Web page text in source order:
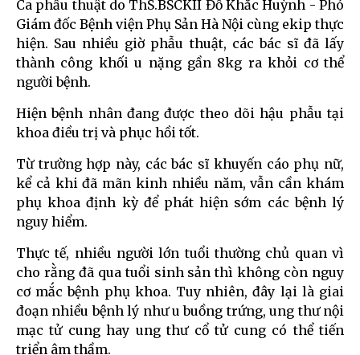
Ca phẫu thuật do ThS.BSCKII Đỗ Khắc Huỳnh - Phó
Giám đốc Bệnh viện Phụ Sản Hà Nội cùng ekip thực
hiện. Sau nhiều giờ phẫu thuật, các bác sĩ đã lấy
thành công khối u nặng gần 8kg ra khỏi cơ thể
người bệnh.
Hiện bệnh nhân đang được theo dõi hậu phẫu tại
khoa điều trị và phục hồi tốt.
Từ trường hợp này, các bác sĩ khuyến cáo phụ nữ,
kể cả khi đã mãn kinh nhiều năm, vẫn cần khám
phụ khoa định kỳ để phát hiện sớm các bệnh lý
nguy hiểm.
Thực tế, nhiều người lớn tuổi thường chủ quan vì
cho rằng đã qua tuổi sinh sản thì không còn nguy
cơ mắc bệnh phụ khoa. Tuy nhiên, đây lại là giai
đoạn nhiều bệnh lý như u buồng trứng, ung thư nội
mạc tử cung hay ung thư cổ tử cung có thể tiến
triển âm thầm.